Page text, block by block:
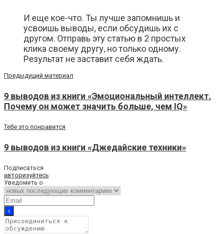
И еще кое-что. Ты лучше запомнишь и
усвоишь выводы, если обсудишь их с
другом. Отправь эту статью в 2 простых
клика своему другу, но только одному.
Результат не заставит себя ждать.
Предыдущий материал
9 выводов из книги «Эмоциональный интеллект.
Почему он может значить больше, чем IQ»
Тебе это понравится
9 выводов из книги «Джедайские техники»
Подписаться
авторизуйтесь
Уведомить о